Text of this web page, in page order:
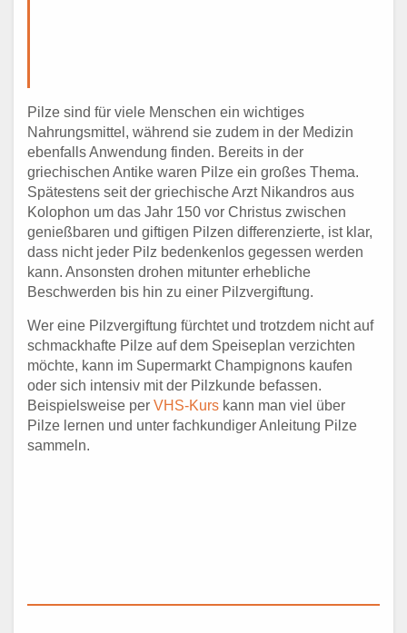
Pilze sind für viele Menschen ein wichtiges
Nahrungsmittel, während sie zudem in der Medizin
ebenfalls Anwendung finden. Bereits in der
griechischen Antike waren Pilze ein großes Thema.
Spätestens seit der griechische Arzt Nikandros aus
Kolophon um das Jahr 150 vor Christus zwischen
genießbaren und giftigen Pilzen differenzierte, ist klar,
dass nicht jeder Pilz bedenkenlos gegessen werden
kann. Ansonsten drohen mitunter erhebliche
Beschwerden bis hin zu einer Pilzvergiftung.
Wer eine Pilzvergiftung fürchtet und trotzdem nicht auf
schmackhafte Pilze auf dem Speiseplan verzichten
möchte, kann im Supermarkt Champignons kaufen
oder sich intensiv mit der Pilzkunde befassen.
Beispielsweise per VHS-Kurs kann man viel über
Pilze lernen und unter fachkundiger Anleitung Pilze
sammeln.